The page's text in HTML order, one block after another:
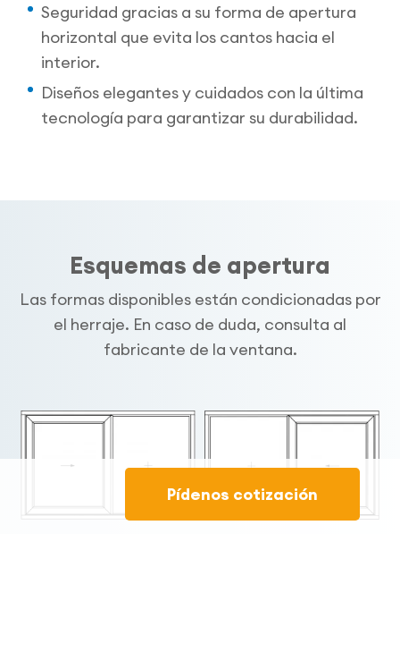
Seguridad gracias a su forma de apertura
horizontal que evita los cantos hacia el
interior.
Diseños elegantes y cuidados con la última
tecnología para garantizar su durabilidad.
Esquemas de apertura
Las formas disponibles están condicionadas por
el herraje. En caso de duda, consulta al
fabricante de la ventana.
Pídenos cotización